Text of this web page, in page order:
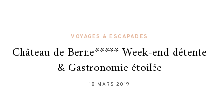
VOYAGES & ESCAPADES
Château de Berne***** Week-end détente
& Gastronomie étoilée
18 MARS 2019